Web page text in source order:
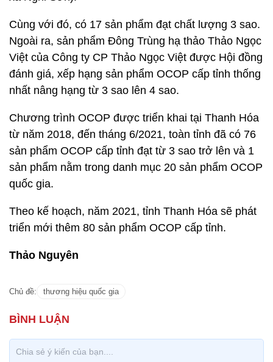
Cùng với đó, có 17 sản phẩm đạt chất lượng 3 sao.
Ngoài ra, sản phẩm Đông Trùng hạ thảo Thảo Ngọc
Việt của Công ty CP Thảo Ngọc Việt được Hội đồng
đánh giá, xếp hạng sản phẩm OCOP cấp tỉnh thống
nhất nâng hạng từ 3 sao lên 4 sao.
Chương trình OCOP được triển khai tại Thanh Hóa
từ năm 2018, đến tháng 6/2021, toàn tỉnh đã có 76
sản phẩm OCOP cấp tỉnh đạt từ 3 sao trở lên và 1
sản phẩm nằm trong danh mục 20 sản phẩm OCOP
quốc gia.
Theo kế hoạch, năm 2021, tỉnh Thanh Hóa sẽ phát
triển mới thêm 80 sản phẩm OCOP cấp tỉnh.
Thảo Nguyên
Chủ đề: thương hiệu quốc gia